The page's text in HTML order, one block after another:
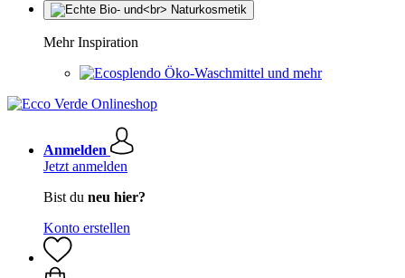
Mehr Inspiration
Öko-Waschmittel und mehr
Anmelden
Jetzt anmelden
Bist du neu hier?
Konto erstellen